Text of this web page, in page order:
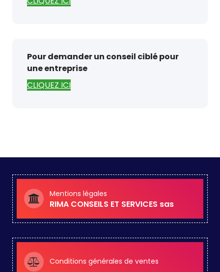
Pour demander un conseil ciblé pour
une entreprise
CLIQUEZ ICI
Mentions légales
RIMA CONSEILS ET SERVICES sas
Conditions générales de ventes